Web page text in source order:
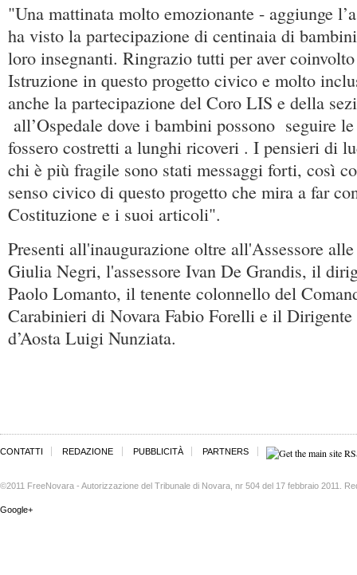
"Una mattinata molto emozionante - aggiunge
ha visto la partecipazione di centinaia di
loro insegnanti. Ringrazio tutti per aver
Istruzione in questo progetto civico e molto
anche la partecipazione del Coro LIS e della
all’Ospedale dove i bambini possono seguire
fossero costretti a lunghi ricoveri . I pensieri di
chi è più fragile sono stati messaggi forti, così
senso civico di questo progetto che mira a far
Costituzione e i suoi articoli".
Presenti all'inaugurazione oltre all'Assessore
Giulia Negri, l'assessore Ivan De Grandis, il
Paolo Lomanto, il tenente colonnello del
Carabinieri di Novara Fabio Forelli e il
d’Aosta Luigi Nunziata.
CONTATTI REDAZIONE PUBBLICITÀ PARTNERS
©2011 FreeNovara - Autorizzazione del Tribunale di Novara, nr 504 del 17 febbraio 2011.
Google+